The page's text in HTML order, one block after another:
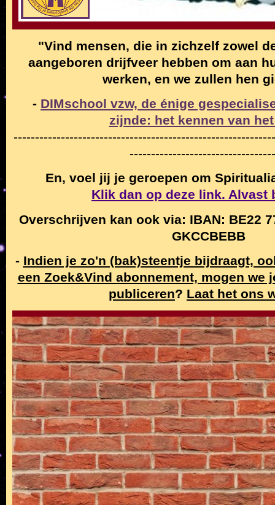
"Vind mensen, die in zichzelf zowel
aangeboren drijfveer hebben om aan
werken, en we zullen hen
- DIMschool vzw, de énige
zijnde: het kennen van
En, voel jij je geroepen om
Klik dan op deze link. Alvast
Overschrijven kan ook via: IBAN: BE22
GKCCBEBB
- Indien je zo'n (bak)steentje bijdraagt,
een Zoek&Vind abonnement, mogen we
publiceren? Laat het ons